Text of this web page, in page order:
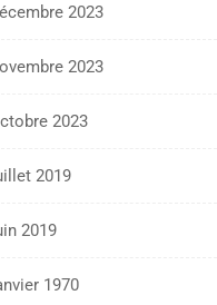
2023
2023
2023
2019
2019
1970